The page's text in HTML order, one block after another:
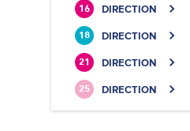
16 DIRECTION
18 DIRECTION
21 DIRECTION
25 DIRECTION